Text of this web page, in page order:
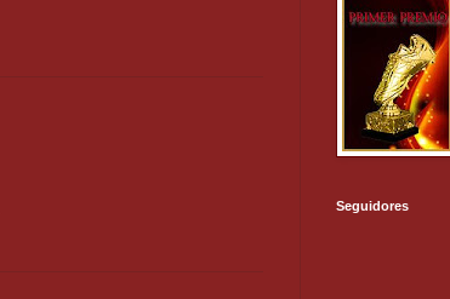
Seguidores